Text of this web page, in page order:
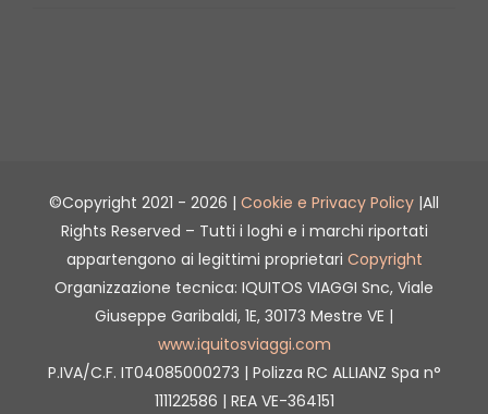
©Copyright 2021 - 2026 | Cookie e Privacy Policy |All
Rights Reserved – Tutti i loghi e i marchi riportati
appartengono ai legittimi proprietari Copyright
Organizzazione tecnica: IQUITOS VIAGGI Snc, Viale
Giuseppe Garibaldi, 1E, 30173 Mestre VE |
www.iquitosviaggi.com
P.IVA/C.F. IT04085000273 | Polizza RC ALLIANZ Spa n°
111122586 | REA VE-364151